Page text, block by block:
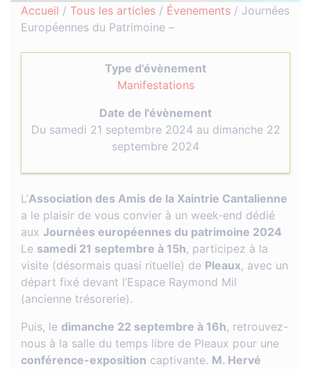
Accueil / Tous les articles / Évenements / Journées
Européennes du Patrimoine –
Type d'évènement
Manifestations
Date de l'évènement
Du samedi 21 septembre 2024 au dimanche 22
septembre 2024
L’Association des Amis de la Xaintrie Cantalienne
a le plaisir de vous convier à un week-end dédié
aux Journées européennes du patrimoine 2024
Le samedi 21 septembre à 15h, participez à la
visite (désormais quasi rituelle) de Pleaux, avec un
départ fixé devant l’Espace Raymond Mil
(ancienne trésorerie).
Puis, le dimanche 22 septembre à 16h, retrouvez-
nous à la salle du temps libre de Pleaux pour une
conférence-exposition captivante. M. Hervé